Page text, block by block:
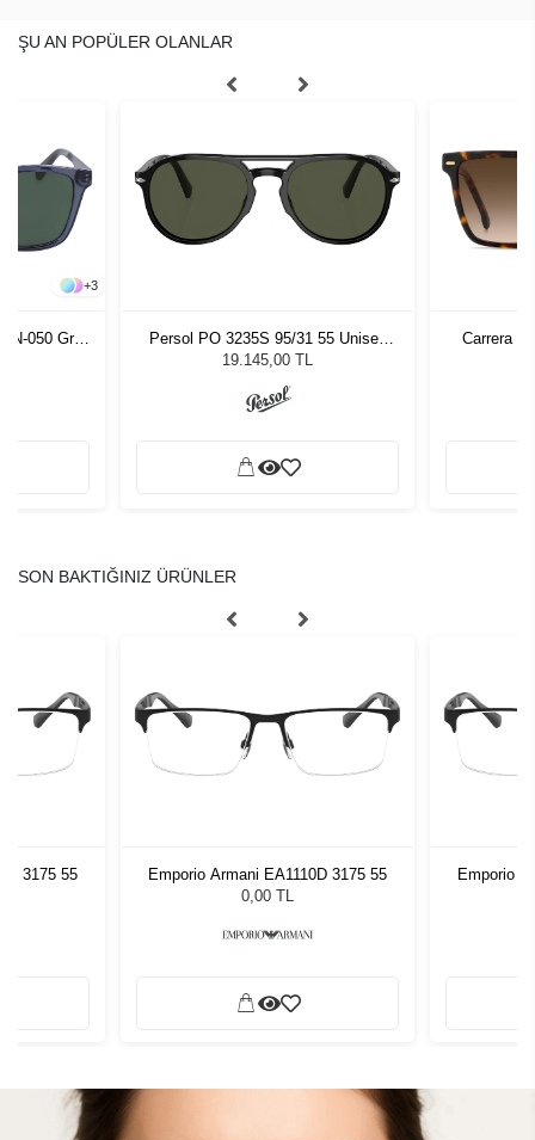
ŞU AN POPÜLER OLANLAR
+3
050 Gray
Persol PO 3235S 95/31 55 Unisex
Güneş Gözlüğü
19.145,00 TL
Carrera
SON BAKTIĞINIZ ÜRÜNLER
3175 55
Emporio Armani EA1110D 3175 55
0,00 TL
Emporio